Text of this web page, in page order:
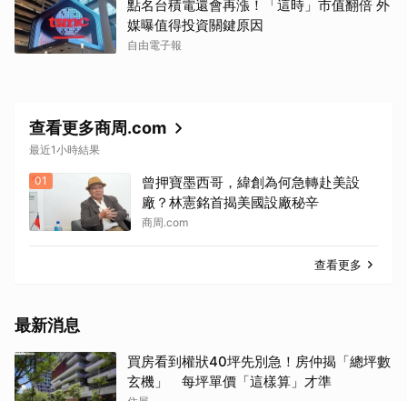
點名台積電還會再漲！「這時」市值翻倍 外
媒曝值得投資關鍵原因
自由電子報
查看更多商周.com
最近1小時結果
01
曾押寶墨西哥，緯創為何急轉赴美設
廠？林憲銘首揭美國設廠秘辛
商周.com
查看更多
最新消息
買房看到權狀40坪先別急！房仲揭「總坪數
玄機」 每坪單價「這樣算」才準